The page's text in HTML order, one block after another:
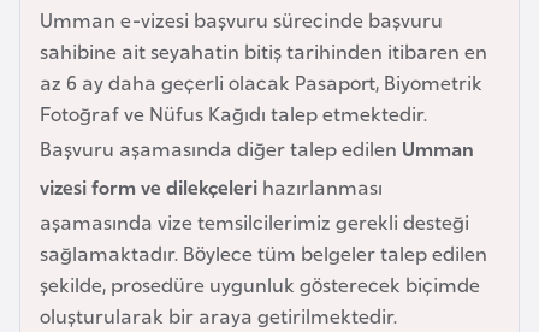
Umman e-vizesi başvuru sürecinde başvuru
sahibine ait seyahatin bitiş tarihinden itibaren en
az 6 ay daha geçerli olacak Pasaport, Biyometrik
Fotoğraf ve Nüfus Kağıdı talep etmektedir.
Başvuru aşamasında diğer talep edilen Umman
vizesi form ve dilekçeleri hazırlanması
aşamasında vize temsilcilerimiz gerekli desteği
sağlamaktadır. Böylece tüm belgeler talep edilen
şekilde, prosedüre uygunluk gösterecek biçimde
oluşturularak bir araya getirilmektedir.
a
n
g
l
a
e
ş
B